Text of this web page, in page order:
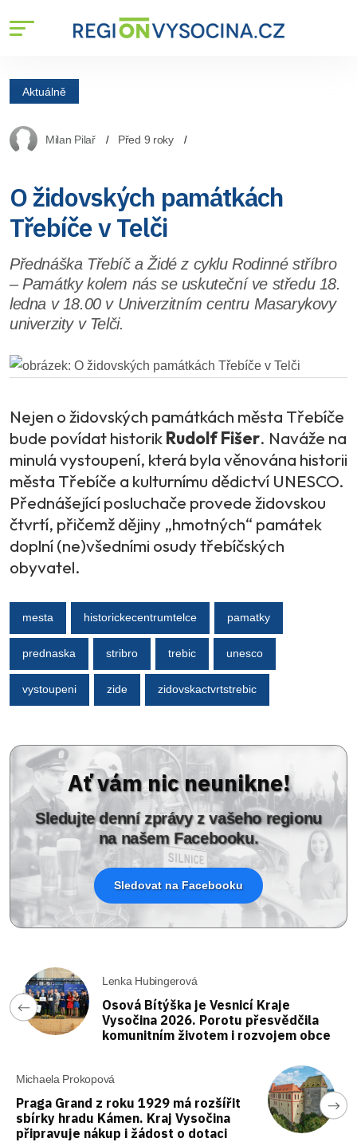
Aktuálně
Milan Pilař Před 9 roky
O židovských památkách
Třebíče v Telči
Přednáška Třebíč a Židé z cyklu Rodinné stříbro
– Památky kolem nás se uskuteční ve středu 18.
ledna v 18.00 v Univerzitním centru Masarykovy
univerzity v Telči.
Nejen o židovských památkách města Třebíče
bude povídat historikRudolf Fišer. Naváže na
minulá vystoupení, která byla věnována historii
města Třebíče a kulturnímu dědictví UNESCO.
Přednášející posluchače provede židovskou
čtvrtí, přičemž dějiny „hmotných“ památek
doplní (ne)všedními osudy třebíčských
obyvatel.
mesta historickecentrumtelce pamatky
prednaska stribro trebic unesco
vystoupeni zide zidovskactvrtstrebic
Ať vám nic neunikne!
Sledujte denní zprávy z vašeho regionu
na našem Facebooku.
Sledovat na Facebooku
Lenka Hubingerová
Osová Bítýška je Vesnicí Kraje
Vysočina 2026. Porotu přesvědčila
komunitním životem i rozvojem obce
Michaela Prokopová
Praga Grand z roku 1929 má rozšířit
sbírky hradu Kámen. Kraj Vysočina
připravuje nákup i žádost o dotaci